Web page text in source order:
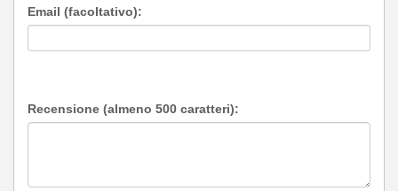
Email (facoltativo):
Recensione (almeno 500 caratteri):